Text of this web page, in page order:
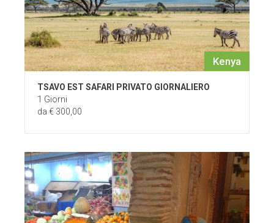
Kenya
TSAVO EST SAFARI PRIVATO GIORNALIERO
1 Giorni
da € 300,00